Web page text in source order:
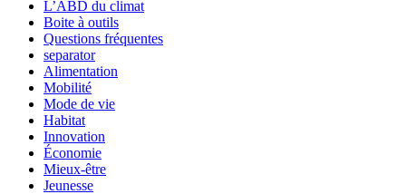
L’ABD du climat
Boite à outils
Questions fréquentes
separator
Alimentation
Mobilité
Mode de vie
Habitat
Innovation
Économie
Mieux-être
Jeunesse